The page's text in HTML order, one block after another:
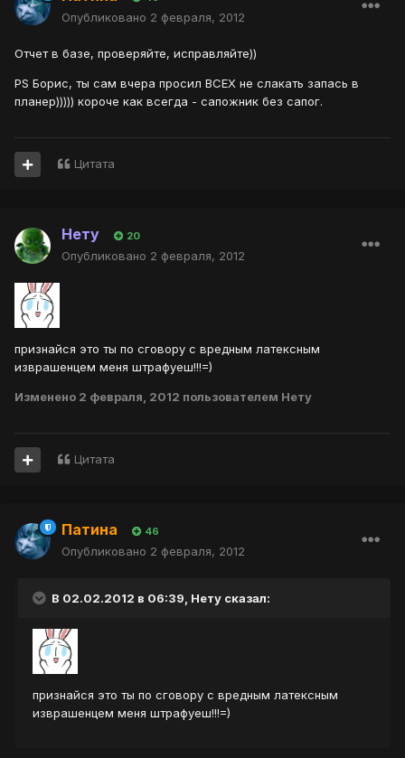
Опубликовано 2 февраля, 2012
Отчет в базе, проверяйте, исправляйте))
PS Борис, ты сам вчера просил ВСЕХ не слакать запась в
планер))))) короче как всегда - сапожник без сапог.
Цитата
Нету 20
Опубликовано 2 февраля, 2012
признайся это ты по сговору с вредным латексным
изврашенцем меня штрафуеш!!!=)
Изменено 2 февраля, 2012 пользователем Нету
Цитата
Патина 46
Опубликовано 2 февраля, 2012
В 02.02.2012 в 06:39, Нету сказал:
признайся это ты по сговору с вредным латексным
изврашенцем меня штрафуеш!!!=)